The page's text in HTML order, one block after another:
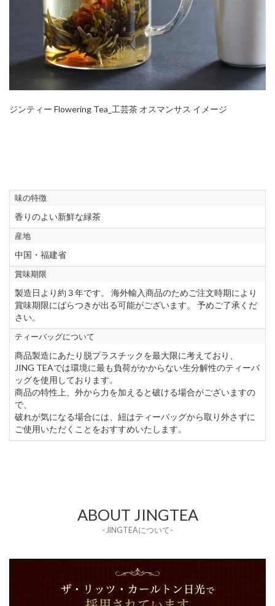
ジンティー Flowering Tea_工芸茶 オスマンサス イメージ
味の特徴
香りのよい新鮮な緑茶
産地
中国・福建省
賞味期限
製造日より約３年です。 海外輸入商品のためご注文時期により
賞味期限にばらつきが出る可能がございます。 予めご了承くだ
さい。
ティーバッグについて
商品製造にあたり脱プラスチックを最大限に考えており、
JING TEAでは環境に最も負荷がかからない生分解性のティーバ
ッグを使用しております。
商品の特性上、外から力を加えると破ける場合がございますの
で、
破れが気になる場合には、紐はティーバッグから取り外さずに
ご使用いただくことをおすすめいたします。
ABOUT JINGTEA
- JINGTEAについて-